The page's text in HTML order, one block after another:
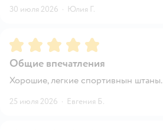
30 июля 2026 · Юлия Г.
Рейтинг:5
Общие впечатления
Хорошие, легкие спортивнын штаны.
25 июля 2026 · Евгения Б.